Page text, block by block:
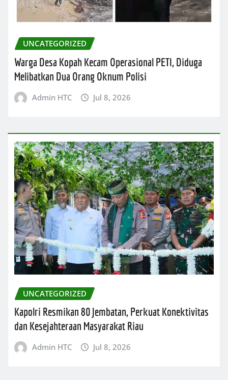
UNCATEGORIZED
Warga Desa Kopah Kecam Operasional PETI, Diduga
Melibatkan Dua Orang Oknum Polisi
Admin HTC Jul 8, 2026
UNCATEGORIZED
Kapolri Resmikan 80 Jembatan, Perkuat Konektivitas
dan Kesejahteraan Masyarakat Riau
Admin HTC Jul 8, 2026